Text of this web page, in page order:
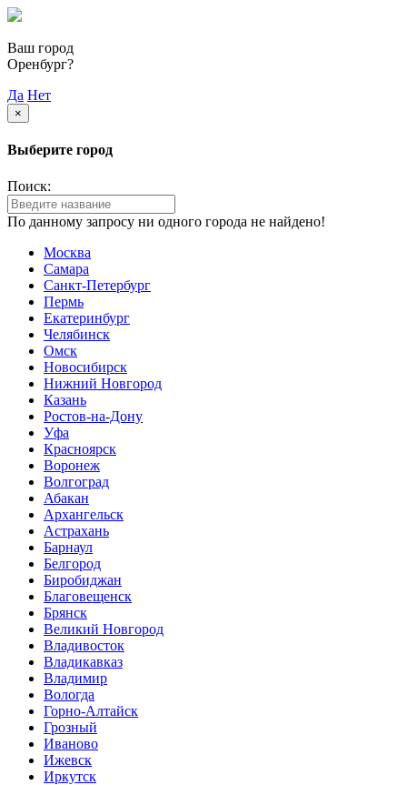
Ваш город
Оренбург?
Да Нет
×
Выберите город
Поиск:
По данному запросу ни одного города не найдено!
Москва
Самара
Санкт-Петербург
Пермь
Екатеринбург
Челябинск
Омск
Новосибирск
Нижний Новгород
Казань
Ростов-на-Дону
Уфа
Красноярск
Воронеж
Волгоград
Абакан
Архангельск
Астрахань
Барнаул
Белгород
Биробиджан
Благовещенск
Брянск
Великий Новгород
Владивосток
Владикавказ
Владимир
Вологда
Горно-Алтайск
Грозный
Иваново
Ижевск
Иркутск